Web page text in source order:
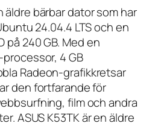
äldre bärbar dator som har
24.04.4 LTS och en
på 240 GB. Med en
4 GB
Radeon-grafikkretsar
den fortfarande för
film och andra
ASUS K53TK är en äldre